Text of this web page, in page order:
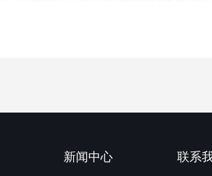
新闻中心 联系